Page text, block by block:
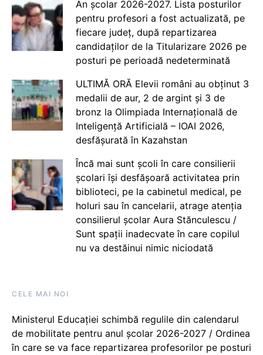
An școlar 2026-2027. Lista posturilor
pentru profesori a fost actualizată, pe
fiecare județ, după repartizarea
candidaților de la Titularizare 2026 pe
posturi pe perioadă nedeterminată
ULTIMĂ ORĂ Elevii români au obținut 3
medalii de aur, 2 de argint și 3 de
bronz la Olimpiada Internațională de
Inteligență Artificială – IOAI 2026,
desfășurată în Kazahstan
Încă mai sunt școli în care consilierii
școlari își desfășoară activitatea prin
biblioteci, pe la cabinetul medical, pe
holuri sau în cancelarii, atrage atenția
consilierul școlar Aura Stănculescu /
Sunt spații inadecvate în care copilul
nu va destăinui nimic niciodată
CELE MAI NOI
Ministerul Educației schimbă regulile din calendarul
de mobilitate pentru anul școlar 2026-2027 / Ordinea
în care se va face repartizarea profesorilor pe posturi